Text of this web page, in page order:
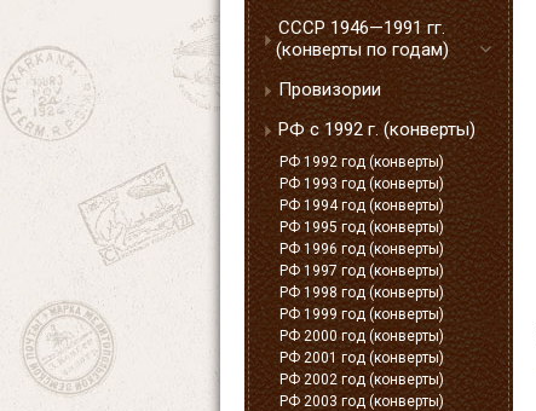
СССР 1946—1991 гг.
(конверты по годам)
Провизории
РФ с 1992 г. (конверты)
РФ 1992 год (конверты)
РФ 1993 год (конверты)
РФ 1994 год (конверты)
РФ 1995 год (конверты)
РФ 1996 год (конверты)
РФ 1997 год (конверты)
РФ 1998 год (конверты)
РФ 1999 год (конверты)
РФ 2000 год (конверты)
РФ 2001 год (конверты)
РФ 2002 год (конверты)
РФ 2003 год (конверты)